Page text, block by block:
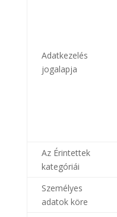
Adatkezelés
jogalapja
Az Érintettek
kategóriái
Személyes
adatok köre